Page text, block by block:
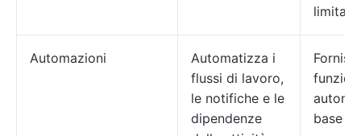
limitate.
Automazioni
Automatizza i
flussi di lavoro,
le notifiche e le
dipendenze
base e